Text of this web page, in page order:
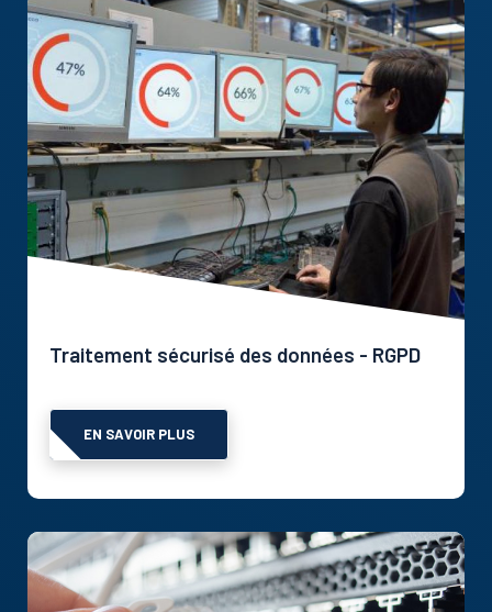
Traitement sécurisé des données - RGPD
EN SAVOIR PLUS